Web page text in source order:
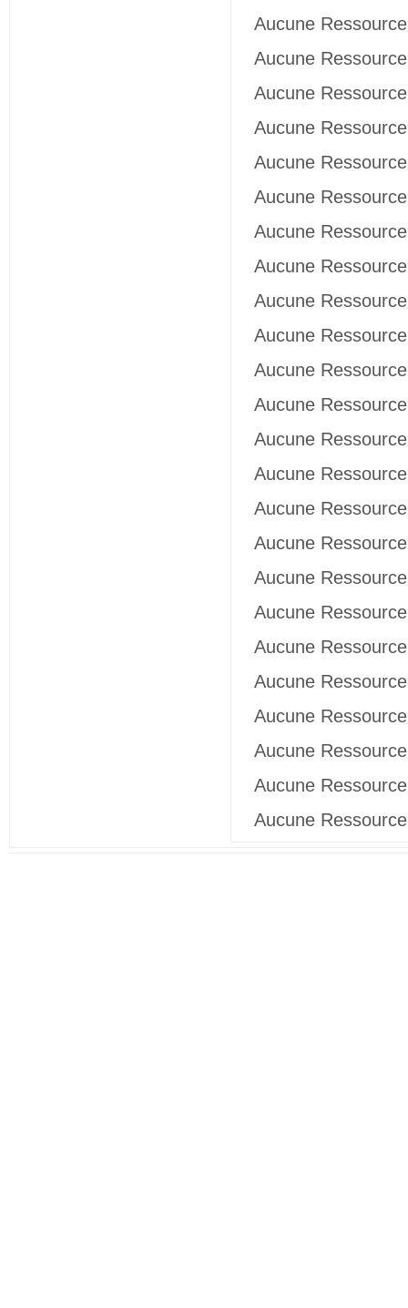
Aucune
Aucune
Aucune
Aucune
Aucune
Aucune
Aucune
Aucune
Aucune
Aucune
Aucune
Aucune
Aucune
Aucune
Aucune
Aucune
Aucune
Aucune
Aucune
Aucune
Aucune
Aucune
Aucune
Aucune